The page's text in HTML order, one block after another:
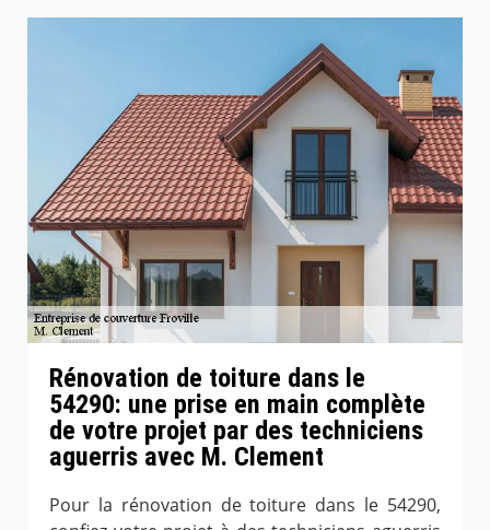
Rénovation de toiture dans le
54290: une prise en main complète
de votre projet par des techniciens
aguerris avec M. Clement
Pour la rénovation de toiture dans le 54290,